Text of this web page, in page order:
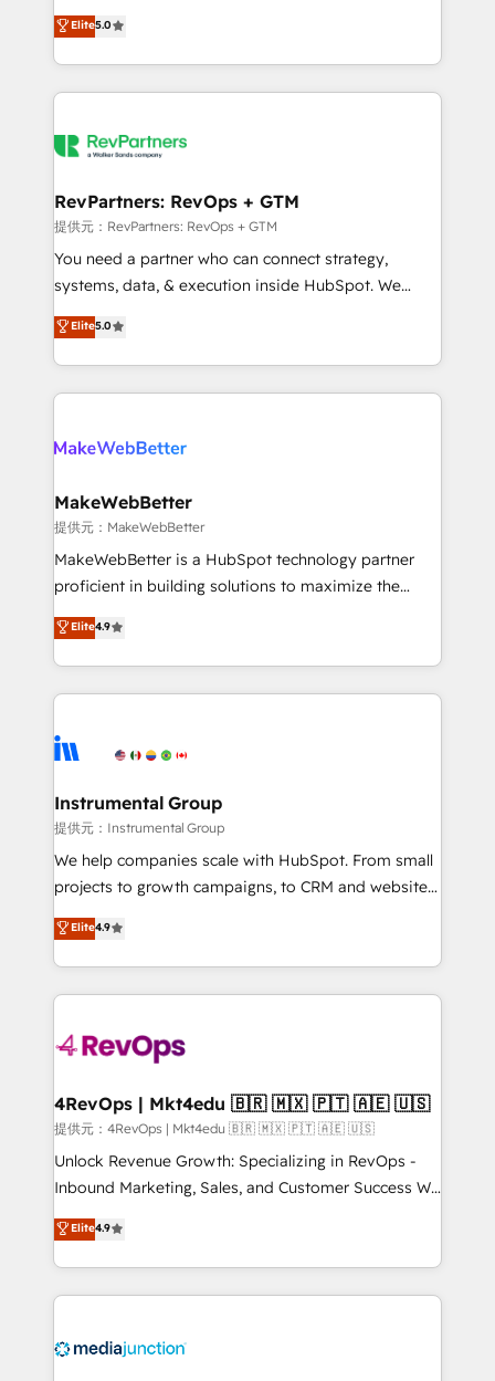
management, systems integration, and creative
solutions that deliver measurable impact and
transform brand experiences As one of the few full-
service creative agencies in the HubSpot
winning design to build scalable, globally
marketing campaigns, & RevOps frameworks that
fuel long-term success We connect the entire
customer lifecycle through seamless integrations,
ensure long-term adoption with change-
and service to drive sustainable growth With 6 key
HubSpot accreditations and experience across
Elite5.0
RevPartners: RevOps + GTM
提供元：RevPartners: RevOps + GTM
You need a partner who can connect strategy,
systems, data, & execution inside HubSpot. We
bridge the gap where most agencies fall short by
combining GTM strategy with technical execution to
solve the right problem with the right solution. As the
only firm in the world to hold Elite Partner
clients gain a unique advantage in CRM architecture,
market execution. Why B2B Businesses Choose RP: -
Secure: Soc2 compliant 🛡️ - Pricing: Implementations
starting at $1,5k 💵 - Speed: Launch in 14 days ⚡ -
Global: 75+ RPers across five continents 🌐 - Scale:
HubSpot Partner 🪴 - Sales Hub: More
implementations than any other Partner 💻 -
agency for an Ops problem. Don't hire a technical
agency for a growth problem. Hire a partner built to
Elite5.0
MakeWebBetter
提供元：MakeWebBetter
MakeWebBetter is a HubSpot technology partner
proficient in building solutions to maximize the
operational efficiency of HubSpot. The fastest-
growing tech-enabler & facilitator, MakeWebBetter,
hands you the blend of HubSpot expertise &
eminent solutions & integrations. Trust us to
Elite Partners with 10+ years of HubSpot experience
Premier Partner 2023 🌟5 HubSpot Accreditations 🌟
Won HubSpot Theme Challenge 2021 🌟INBOUND’19
HubSpot Rising Star Why us? Harnessing the full
potential of the powerful HubSpot CRM. ✔️A team of
HubSpot experience ✔️Flexible pricing models —
Hourly-fee (assigned one Dedicated HubSpot
requirement). ✔️Helped over 25,000+ customers so
far with our HubSpot solutions. ✔️Bespoke apps &
on-demand bundle services. Connect with us today!
Elite4.9
Instrumental Group
提供元：Instrumental Group
We help companies scale with HubSpot. From small
projects to growth campaigns, to CRM and websites.
Hire an agency that's experienced in every inch of
HubSpot and willing to work hand-in-hand with your
team to simplify the complex and build a better
experience for your team and customers.
Elite4.9
4RevOps | Mkt4edu 🇧🇷 🇲🇽 🇵🇹 🇦🇪 🇺🇸
提供元：4RevOps | Mkt4edu 🇧🇷 🇲🇽 🇵🇹 🇦🇪 🇺🇸
Unlock Revenue Growth: Specializing in RevOps -
Inbound Marketing, Sales, and Customer Success We
specialize in driving revenue growth for companies
across industries through tailored marketing, sales,
and customer success strategies, utilizing RevOps
methodologies. As Latin America's largest HubSpot
offer unparalleled insights. Operating in five
Elite4.9